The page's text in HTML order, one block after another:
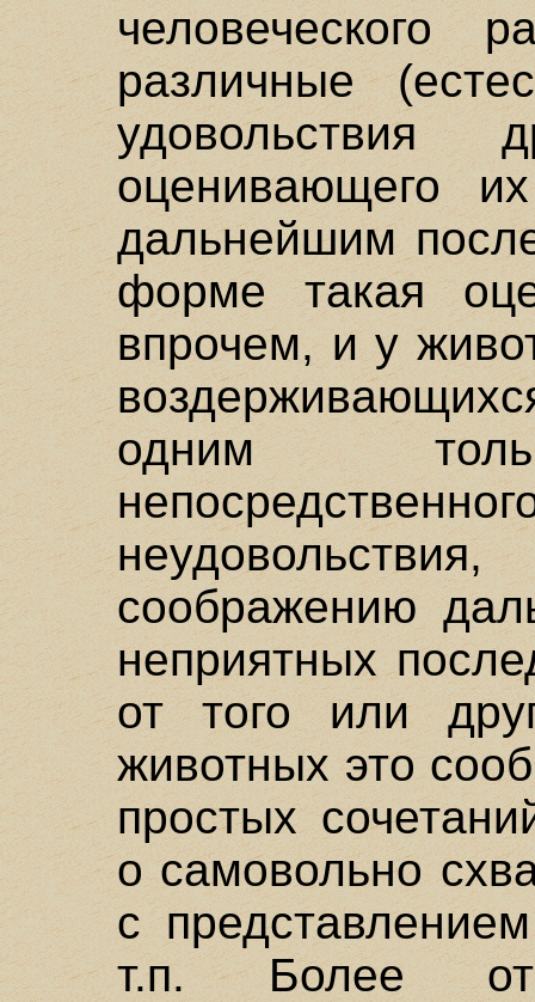
человеческого
различные
оценивающего
дальнейшим
форме такая
впрочем, и у
одним
соображению
неприятных
от того или
животных это
простых
о самовольно
с
т.п. Более